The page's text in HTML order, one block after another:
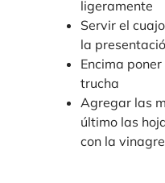
ligeramente
Servir el
la
Encima
trucha
Agregar las
último las
con la